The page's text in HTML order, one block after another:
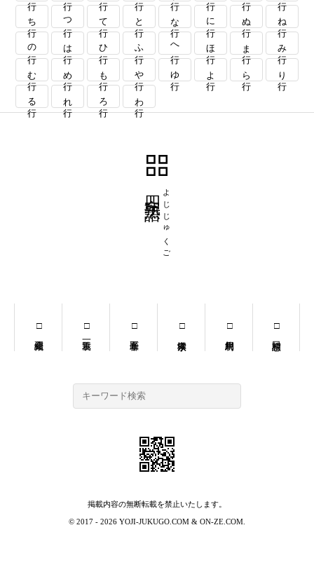
ち行 つ行 て行 と行 な行 に行 ぬ行 ね行
の行 は行 ひ行 ふ行 へ行 ほ行 ま行 み行
む行 め行 も行 や行 ゆ行 よ行 ら行 り行
る行 れ行 ろ行 わ行
よじじゅくご
掲載内容の無断転載を禁止いたします。
© 2017 - 2026 YOJI-JUKUGO.COM & ON-ZE.COM